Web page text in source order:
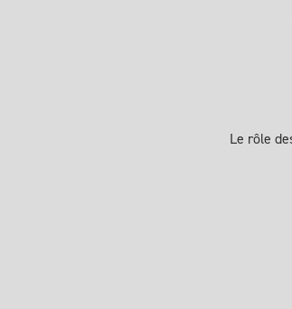
Le rôle